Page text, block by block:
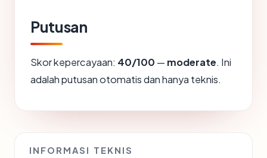
Putusan
Skor kepercayaan: 40/100 — moderate. Ini
adalah putusan otomatis dan hanya teknis.
INFORMASI TEKNIS